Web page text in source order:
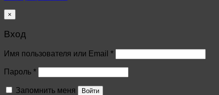
×
Вход
Имя пользователя или Email *
Пароль *
Запомнить меня Войти